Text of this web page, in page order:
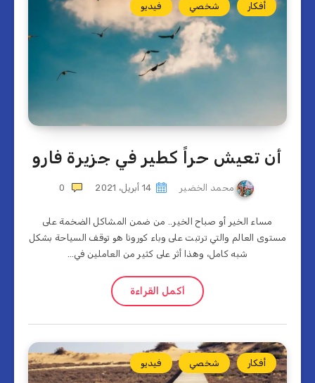
أفكار شخصي فيديو
أن تعيش حراً كطير في جزيرة فارو
محمد الخضير 14 أبريل، 2021 0
مساء الخير أو صباح الخير.. من ضمن المشاكل الضخمة على
مستوى العالم والتي ترتبت على وباء كورونا هو توقف السياحة بشكل
شبه كامل، وهذا أثر على كثير من العاملين في…
أكمل القراءة
أفكار شخصي فيديو